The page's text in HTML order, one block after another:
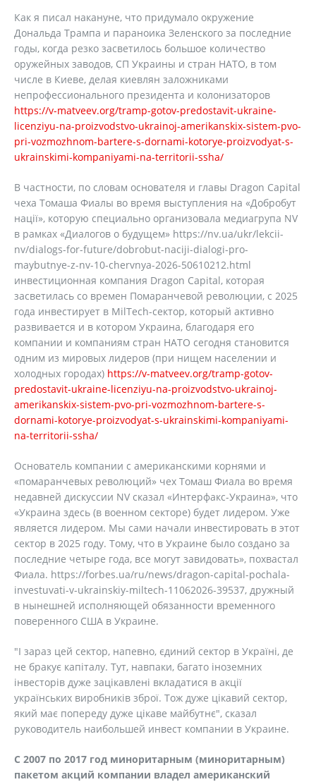
Как я писал накануне, что придумало окружение
Дональда Трампа и параноика Зеленского за последние
годы, когда резко засветилось большое количество
оружейных заводов, СП Украины и стран НАТО, в том
числе в Киеве, делая киевлян заложниками
непрофессионального президента и колонизаторов
https://v-matveev.org/tramp-gotov-predostavit-ukraine-
licenziyu-na-proizvodstvo-ukrainoj-amerikanskix-sistem-pvo-
pri-vozmozhnom-bartere-s-dornami-kotorye-proizvodyat-s-
ukrainskimi-kompaniyami-na-territorii-ssha/
В частности, по словам основателя и главы Dragon Capital
чеха Томаша Фиалы во время выступления на «Добробут
нації», которую специально организовала медиагрупа NV
в рамках «Диалогов о будущем» https://nv.ua/ukr/lekcii-
nv/dialogs-for-future/dobrobut-naciji-dialogi-pro-
maybutnye-z-nv-10-chervnya-2026-50610212.html
инвестиционная компания Dragon Capital, которая
засветилась со времен Помаранчевой революции, с 2025
года инвестирует в MilTech-сектор, который активно
развивается и в котором Украина, благодаря его
компании и компаниям стран НАТО сегодня становится
одним из мировых лидеров (при нищем населении и
холодных городах) https://v-matveev.org/tramp-gotov-
predostavit-ukraine-licenziyu-na-proizvodstvo-ukrainoj-
amerikanskix-sistem-pvo-pri-vozmozhnom-bartere-s-
dornami-kotorye-proizvodyat-s-ukrainskimi-kompaniyami-
na-territorii-ssha/
Основатель компании с американскими корнями и
«помаранчевых революций» чех Томаш Фиала во время
недавней дискуссии NV сказал «Интерфакс-Украина», что
«Украина здесь (в военном секторе) будет лидером. Уже
является лидером. Мы сами начали инвестировать в этот
сектор в 2025 году. Тому, что в Украине было создано за
последние четыре года, все могут завидовать», похвастал
Фиала. https://forbes.ua/ru/news/dragon-capital-pochala-
investuvati-v-ukrainskiy-miltech-11062026-39537, дружный
в нынешней исполняющей обязанности временного
поверенного США в Украине.
"І зараз цей сектор, напевно, єдиний сектор в Україні, де
не бракує капіталу. Тут, навпаки, багато іноземних
інвесторів дуже зацікавлені вкладатися в акції
українських виробників зброї. Тож дуже цікавий сектор,
який має попереду дуже цікаве майбутнє", сказал
руководитель наибольшей инвест компании в Украине.
С 2007 по 2017 год миноритарным (миноритарным)
пакетом акций компании владел американский